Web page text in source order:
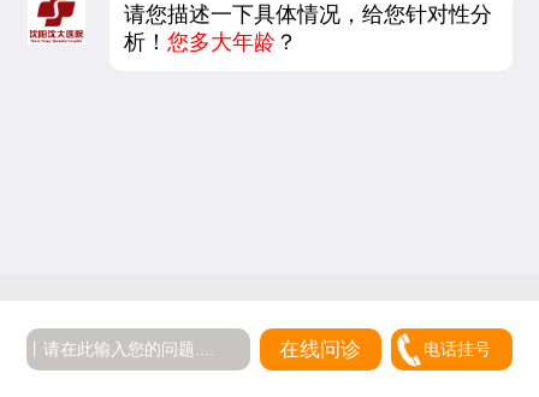
请您描述一下具体情况，给您针对性分
析！您多大年龄 ？
在线问诊 电话挂号